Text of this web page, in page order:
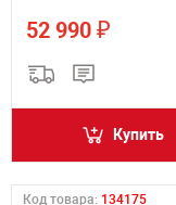
52 990 ₽
Купить
Код товара: 134175